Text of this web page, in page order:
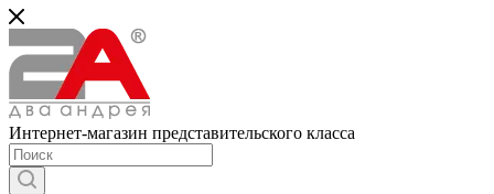
Интернет-магазин представительского класса